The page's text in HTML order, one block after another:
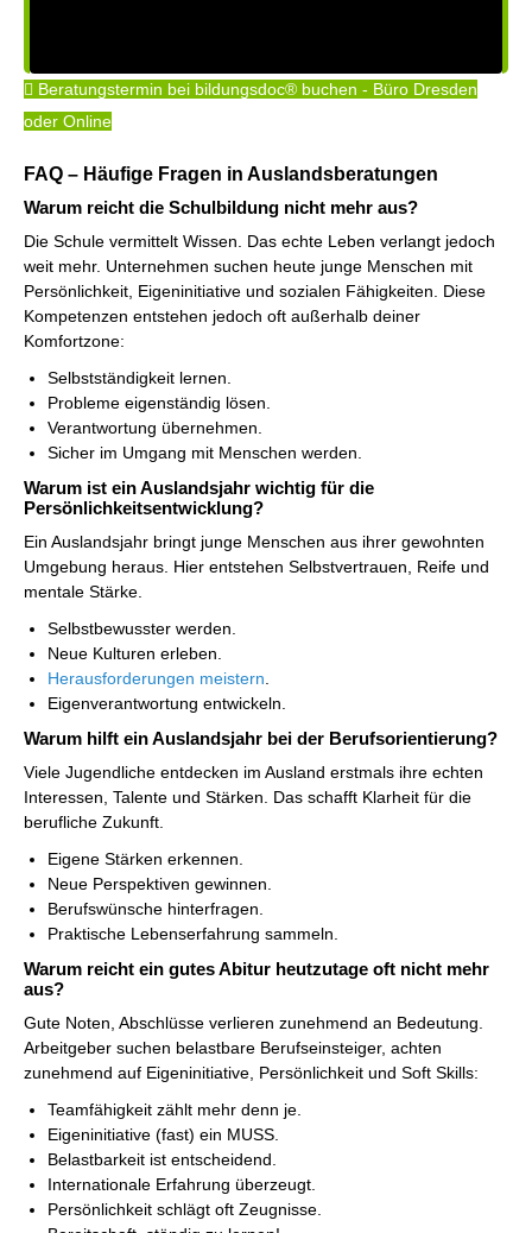
Beratungstermin bei bildungsdoc® buchen - Büro Dresden
oder Online
FAQ – Häufige Fragen in Auslandsberatungen
Warum reicht die Schulbildung nicht mehr aus?
Die Schule vermittelt Wissen. Das echte Leben verlangt jedoch
weit mehr. Unternehmen suchen heute junge Menschen mit
Persönlichkeit, Eigeninitiative und sozialen Fähigkeiten. Diese
Kompetenzen entstehen jedoch oft außerhalb deiner
Komfortzone:
Selbstständigkeit lernen.
Probleme eigenständig lösen.
Verantwortung übernehmen.
Sicher im Umgang mit Menschen werden.
Warum ist ein Auslandsjahr wichtig für die
Persönlichkeitsentwicklung?
Ein Auslandsjahr bringt junge Menschen aus ihrer gewohnten
Umgebung heraus. Hier entstehen Selbstvertrauen, Reife und
mentale Stärke.
Selbstbewusster werden.
Neue Kulturen erleben.
Herausforderungen meistern
Eigenverantwortung entwickeln.
Warum hilft ein Auslandsjahr bei der Berufsorientierung?
Viele Jugendliche entdecken im Ausland erstmals ihre echten
Interessen, Talente und Stärken. Das schafft Klarheit für die
berufliche Zukunft.
Eigene Stärken erkennen.
Neue Perspektiven gewinnen.
Berufswünsche hinterfragen.
Praktische Lebenserfahrung sammeln.
Warum reicht ein gutes Abitur heutzutage oft nicht mehr
aus?
Gute Noten, Abschlüsse verlieren zunehmend an Bedeutung.
Arbeitgeber suchen belastbare Berufseinsteiger, achten
zunehmend auf Eigeninitiative, Persönlichkeit und Soft Skills:
Teamfähigkeit zählt mehr denn je.
Eigeninitiative (fast) ein MUSS.
Belastbarkeit ist entscheidend.
Internationale Erfahrung überzeugt.
Persönlichkeit schlägt oft Zeugnisse.